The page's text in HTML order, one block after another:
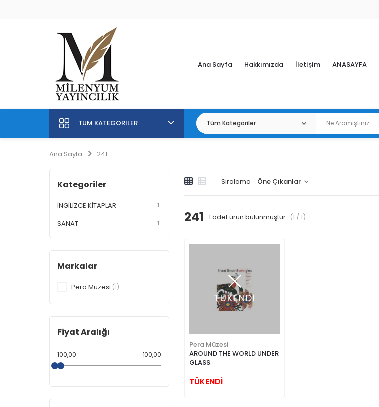
Ana Sayfa Hakkımızda İletişim ANASAYFA
TÜM KATEGORILER
Ana Sayfa 241
Sıralama
241 1 adet ürün bulunmuştur. (1 / 1)
TÜKENDİ
Pera Müzesi
AROUND THE WORLD UNDER
GLASS
TÜKENDİ
Kategoriler
İNGİLİZCE KİTAPLAR 1
SANAT 1
Markalar
Pera Müzesi (1)
Fiyat Aralığı
100,00 100,00